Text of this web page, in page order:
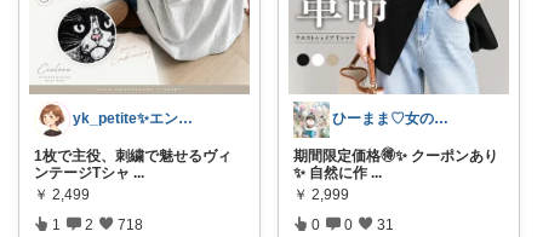
yk_petite✨エントリー2倍😊
1枚で主役、刺繍で魅せるヴィ
ンテージTシャ ...
￥ 2,499
1 2 718
ひーまま♡女の子育児♡
期間限定価格🉐✨ クーポンあり
✨ 自然に作 ...
￥ 2,999
0 0 31